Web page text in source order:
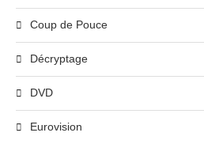
Coup de Pouce
Décryptage
DVD
Eurovision